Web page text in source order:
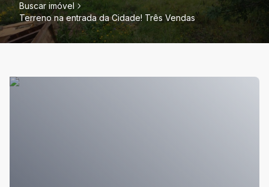
Buscar imóvel
Terreno na entrada da Cidade! Três Vendas